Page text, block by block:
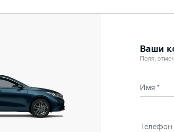
Ваши
Поля,
Имя *
Телефон